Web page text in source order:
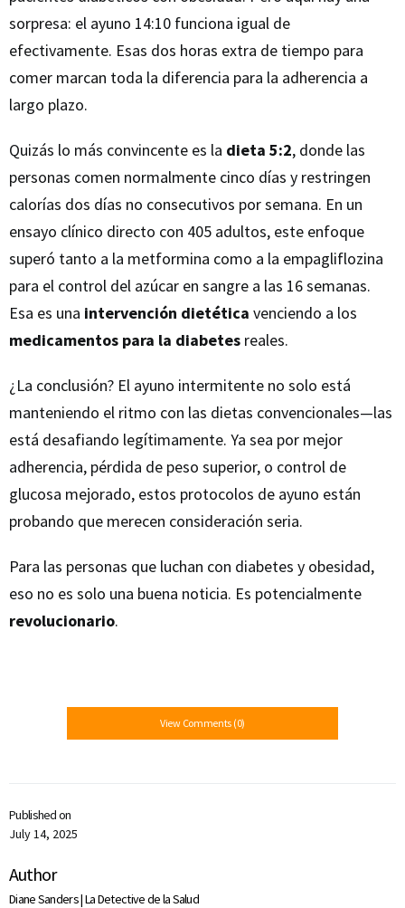
Published on
July 14, 2025
Author
Diane Sanders | La Detective de la Salud
sorpresa: el ayuno 14:10 funciona igual de
efectivamente. Esas dos horas extra de tiempo para
comer marcan toda la diferencia para la adherencia a
largo plazo.
Quizás lo más convincente es la dieta 5:2, donde las
personas comen normalmente cinco días y restringen
calorías dos días no consecutivos por semana. En un
ensayo clínico directo con 405 adultos, este enfoque
superó tanto a la metformina como a la empagliflozina
para el control del azúcar en sangre a las 16 semanas.
Esa es una intervención dietética venciendo a los
medicamentos para la diabetes reales.
¿La conclusión? El ayuno intermitente no solo está
manteniendo el ritmo con las dietas convencionales—las
está desafiando legítimamente. Ya sea por mejor
adherencia, pérdida de peso superior, o control de
glucosa mejorado, estos protocolos de ayuno están
probando que merecen consideración seria.
Para las personas que luchan con diabetes y obesidad,
eso no es solo una buena noticia. Es potencialmente
revolucionario.
View Comments (0)